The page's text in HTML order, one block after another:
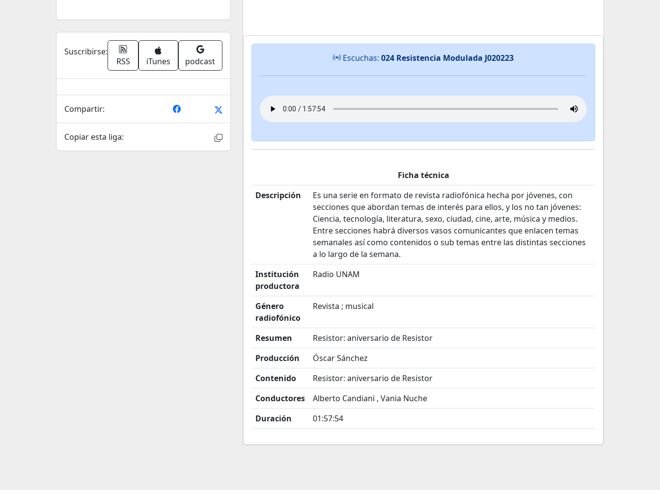
Suscribirse:
RSS
iTunes podcast
Compartir:
Copiar esta liga:
Escuchas: 024 Resistencia Modulada J020223
Ficha técnica
Descripción
Es una serie en formato de revista radiofónica hecha por jóvenes, con
secciones que abordan temas de interés para ellos, y los no tan jóvenes:
Ciencia, tecnología, literatura, sexo, ciudad, cine, arte, música y medios.
Entre secciones habrá diversos vasos comunicantes que enlacen temas
semanales así como contenidos o sub temas entre las distintas secciones
a lo largo de la semana.
Institución
productora
Radio UNAM
Género
radiofónico
Revista ; musical
Resumen
Resistor: aniversario de Resistor
Producción
Óscar Sánchez
Contenido
Resistor: aniversario de Resistor
Conductores
Alberto Candiani , Vania Nuche
Duración
01:57:54